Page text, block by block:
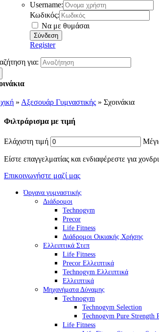
Username:
Κωδικός:
Να με θυμάσαι
Register
για:
» Αξεσουάρ Γυμναστικής »Σχοινάκια
Φιλτράρισμα με τιμή
Ελάχιστη τιμή
Είστε επαγγελματίας και ενδιαφέρεστε για
Επικοινωνήστε μαζί μας
Όργανα γυμναστικής
Διάδρομοι
Technogym
Precor
Life Fitness
Διάδρομοι Οικιακής Χρήσης
Ελλειπτικά Στεπ
Life Fitness
Precor Ελλειπτικά
Technogym Ελλειπτικά
Ελλειπτικά
Μηχανήματα Δύναμης
Technogym
Technogym Selection
Technogym Pure Strength
Life Fitness